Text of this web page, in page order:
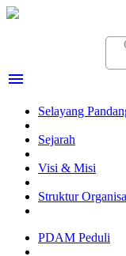
menu
Selayang
Sejarah
Visi & Misi
Struktur
PDAM Peduli